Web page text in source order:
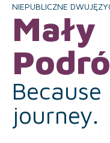
NIEPUBLICZNE
Mały
journey.